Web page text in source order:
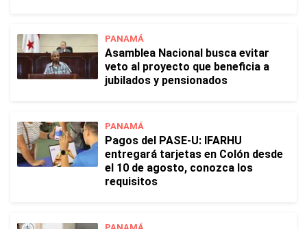
PANAMÁ
Asamblea Nacional busca evitar
veto al proyecto que beneficia a
jubilados y pensionados
PANAMÁ
Pagos del PASE-U: IFARHU
entregará tarjetas en Colón desde
el 10 de agosto, conozca los
requisitos